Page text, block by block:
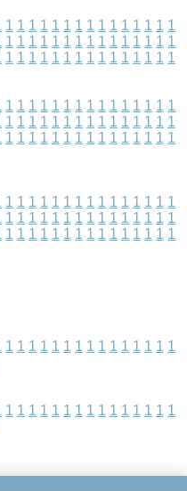
1 1 1 1 1 1 1 1 1 1 1 1 1 1 1
1 1 1 1 1 1 1 1 1 1 1 1 1 1 1
1 1 1 1 1 1 1 1 1 1 1 1 1 1 1
1 1 1 1 1 1 1 1 1 1 1 1 1 1 1
1 1 1 1 1 1 1 1 1 1 1 1 1 1 1
1 1 1 1 1 1 1 1 1 1 1 1 1 1 1
1 1 1 1 1 1 1 1 1 1 1 1 1 1 1
1 1 1 1 1 1 1 1 1 1 1 1 1 1 1
1 1 1 1 1 1 1 1 1 1 1 1 1 1 1
1 1 1 1 1 1 1 1 1 1 1 1 1 1 1
1 1 1 1 1 1 1 1 1 1 1 1 1 1 1